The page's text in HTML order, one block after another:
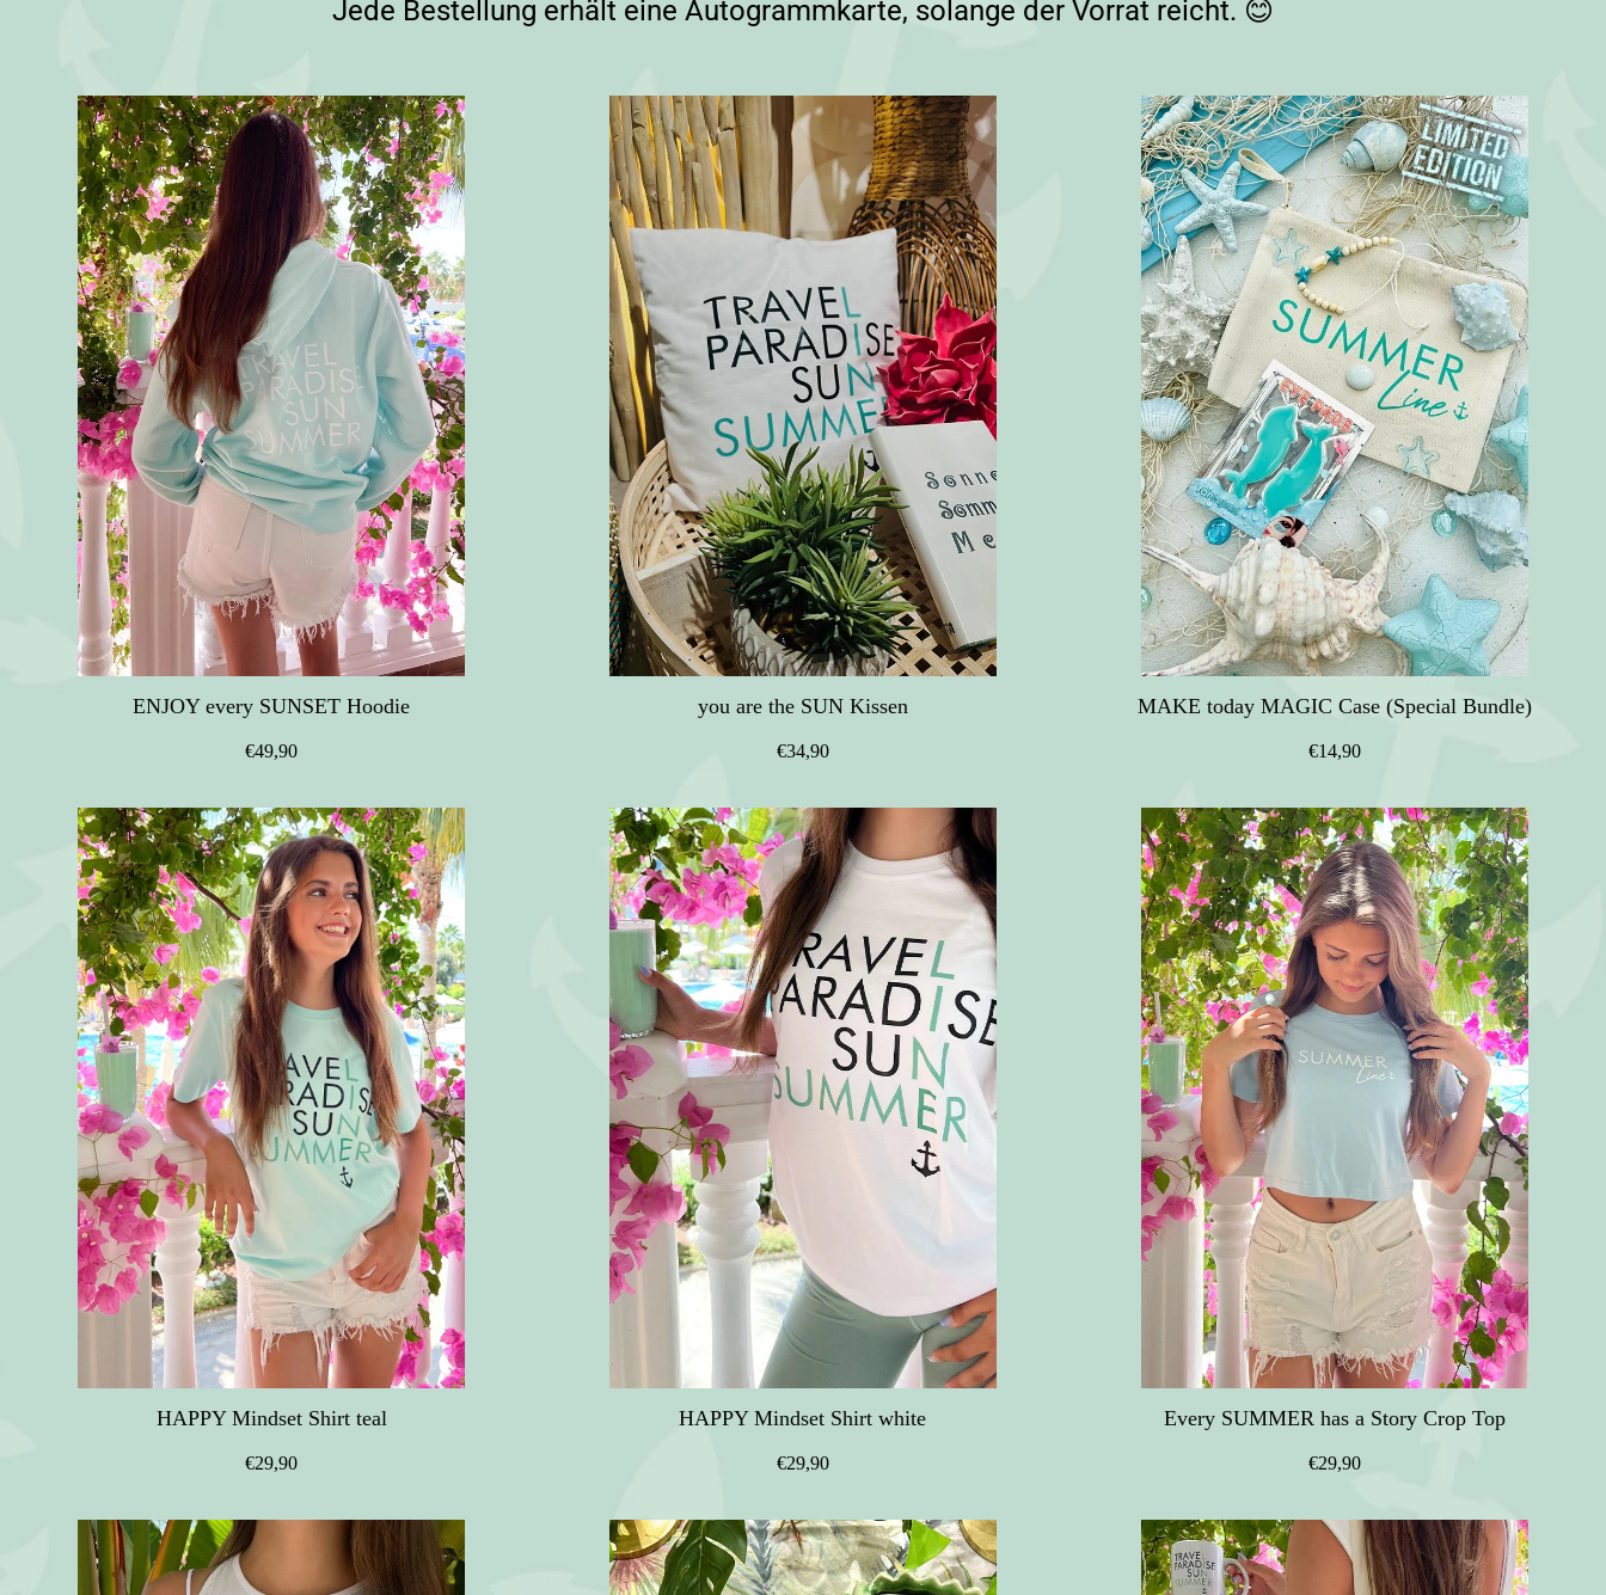
Jede Bestellung erhält eine Autogrammkarte, solange der Vorrat reicht. 😊
ENJOY every SUNSET Hoodie
€49,90
you are the SUN Kissen
€34,90
MAKE today MAGIC Case (Special Bundle)
€14,90
HAPPY Mindset Shirt teal
€29,90
HAPPY Mindset Shirt white
€29,90
Every SUMMER has a Story Crop Top
€29,90